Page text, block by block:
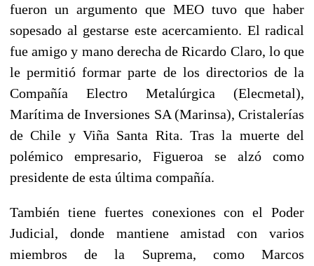
fueron un argumento que MEO tuvo que haber
sopesado al gestarse este acercamiento. El radical
fue amigo y mano derecha de Ricardo Claro, lo que
le permitió formar parte de los directorios de la
Compañía Electro Metalúrgica (Elecmetal),
Marítima de Inversiones SA (Marinsa), Cristalerías
de Chile y Viña Santa Rita. Tras la muerte del
polémico empresario, Figueroa se alzó como
presidente de esta última compañía.
También tiene fuertes conexiones con el Poder
Judicial, donde mantiene amistad con varios
miembros de la Suprema, como Marcos